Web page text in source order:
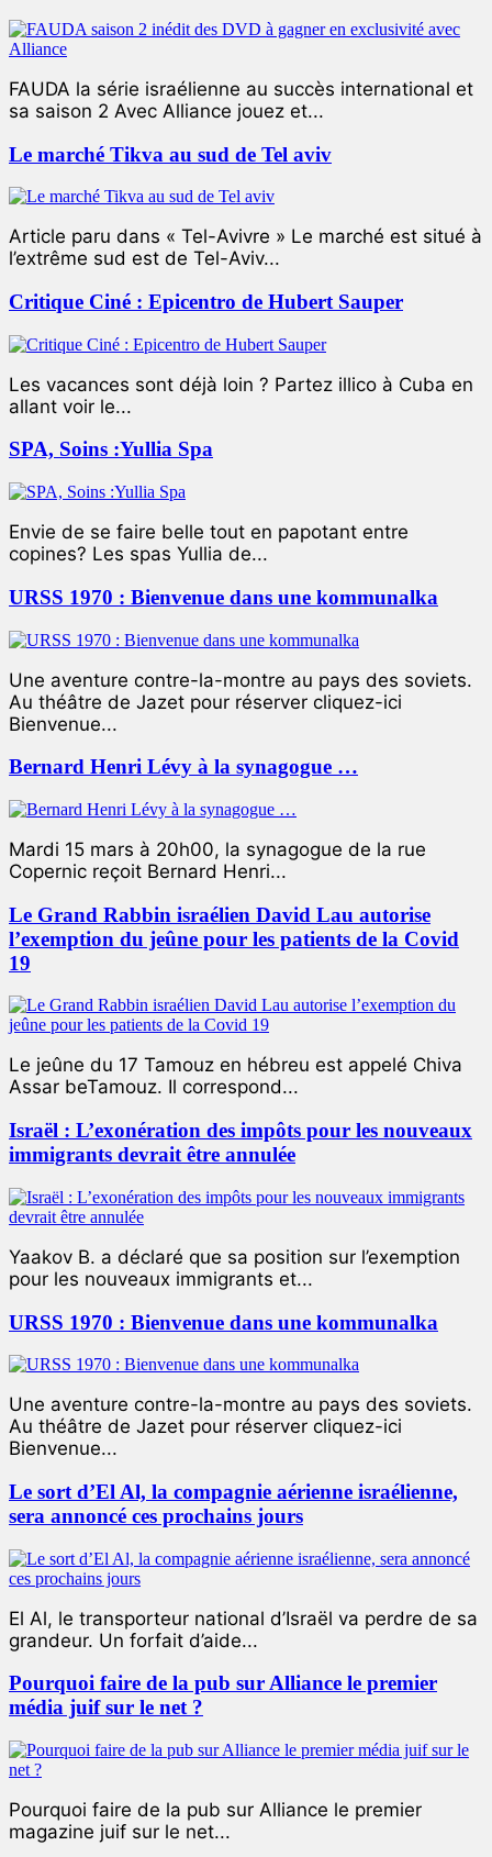
FAUDA la série israélienne au succès international et
sa saison 2 Avec Alliance jouez et...
Le marché Tikva au sud de Tel aviv
Article paru dans « Tel-Avivre » Le marché est situé à
l’extrême sud est de Tel-Aviv...
Critique Ciné : Epicentro de Hubert Sauper
Les vacances sont déjà loin ? Partez illico à Cuba en
allant voir le...
SPA, Soins :Yullia Spa
Envie de se faire belle tout en papotant entre
copines? Les spas Yullia de...
URSS 1970 : Bienvenue dans une kommunalka
Une aventure contre-la-montre au pays des soviets.
Au théâtre de Jazet pour réserver cliquez-ici
Bienvenue...
Bernard Henri Lévy à la synagogue …
Mardi 15 mars à 20h00, la synagogue de la rue
Copernic reçoit Bernard Henri...
Le Grand Rabbin israélien David Lau autorise
l’exemption du jeûne pour les patients de la Covid
19
Le jeûne du 17 Tamouz en hébreu est appelé Chiva
Assar beTamouz. Il correspond...
Israël : L’exonération des impôts pour les nouveaux
immigrants devrait être annulée
Yaakov B. a déclaré que sa position sur l’exemption
pour les nouveaux immigrants et...
URSS 1970 : Bienvenue dans une kommunalka
Une aventure contre-la-montre au pays des soviets.
Au théâtre de Jazet pour réserver cliquez-ici
Bienvenue...
Le sort d’El Al, la compagnie aérienne israélienne,
sera annoncé ces prochains jours
El Al, le transporteur national d’Israël va perdre de sa
grandeur. Un forfait d’aide...
Pourquoi faire de la pub sur Alliance le premier
média juif sur le net ?
Pourquoi faire de la pub sur Alliance le premier
magazine juif sur le net...